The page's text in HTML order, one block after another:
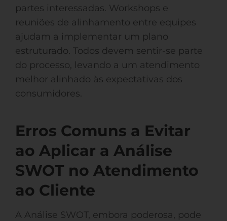
partes interessadas. Workshops e
reuniões de alinhamento entre equipes
ajudam a implementar um plano
estruturado. Todos devem sentir-se parte
do processo, levando a um atendimento
melhor alinhado às expectativas dos
consumidores.
Erros Comuns a Evitar
ao Aplicar a Análise
SWOT no Atendimento
ao Cliente
A Análise SWOT, embora poderosa, pode